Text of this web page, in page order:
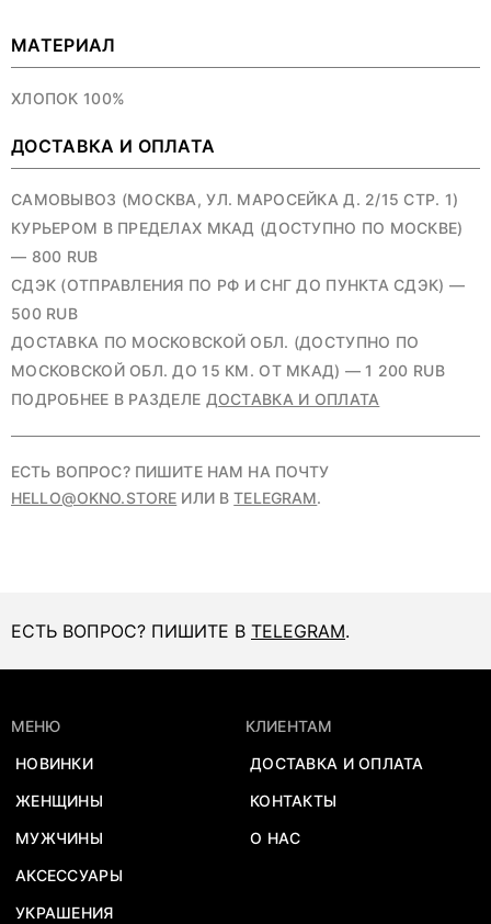
МАТЕРИАЛ
ХЛОПОК 100%
ДОСТАВКА И ОПЛАТА
САМОВЫВОЗ (МОСКВА, УЛ. МАРОСЕЙКА Д. 2/15 СТР. 1)
КУРЬЕРОМ В ПРЕДЕЛАХ МКАД (ДОСТУПНО ПО МОСКВЕ)
— 800 RUB
СДЭК (ОТПРАВЛЕНИЯ ПО РФ И СНГ ДО ПУНКТА СДЭК) —
500 RUB
ДОСТАВКА ПО МОСКОВСКОЙ ОБЛ. (ДОСТУПНО ПО
МОСКОВСКОЙ ОБЛ. ДО 15 КМ. ОТ МКАД) — 1 200 RUB
ПОДРОБНЕЕ В РАЗДЕЛЕ ДОСТАВКА И ОПЛАТА
ЕСТЬ ВОПРОС? ПИШИТЕ НАМ НА ПОЧТУ
HELLO@OKNO.STORE ИЛИ ВTELEGRAM.
ЕСТЬ ВОПРОС? ПИШИТЕ В TELEGRAM.
МЕНЮ
НОВИНКИ
ЖЕНЩИНЫ
МУЖЧИНЫ
АКСЕССУАРЫ
УКРАШЕНИЯ
КЛИЕНТАМ
ДОСТАВКА И ОПЛАТА
КОНТАКТЫ
О НАС